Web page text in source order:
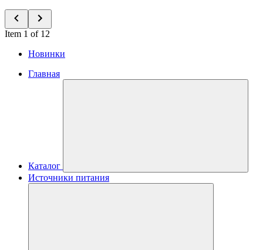
Item 1 of 12
Новинки
Главная
Каталог
Источники питания